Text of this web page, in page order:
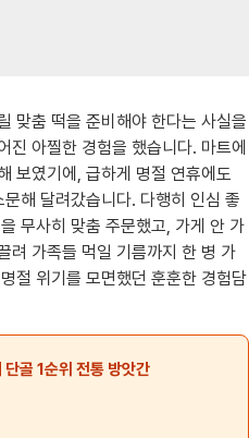
맞춤 떡을 준비해야 한다는 사실을
진 아찔한 경험을 했습니다. 마트에
보였기에, 급하게 명절 연휴에도
문해 달려갔습니다. 다행히 인심 좋
무사히 맞춤 주문했고, 가게 안 가
려 가족들 먹일 기름까지 한 병 가
절 위기를 모면했던 훈훈한 경험담
골 1순위 전통 방앗간